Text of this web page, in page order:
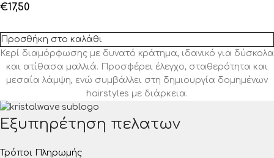
€17,50
Προσθήκη στο καλάθι
Κερί διαμόρφωσης με δυνατό κράτημα, ιδανικό για δύσκολα
και ατίθασα μαλλιά. Προσφέρει έλεγχο, σταθερότητα και
μεσαία λάμψη, ενώ συμβάλλει στη δημιουργία δομημένων
hairstyles με διάρκεια.
Εξυπηρέτηση πελατων
Τρόποι Πληρωμής